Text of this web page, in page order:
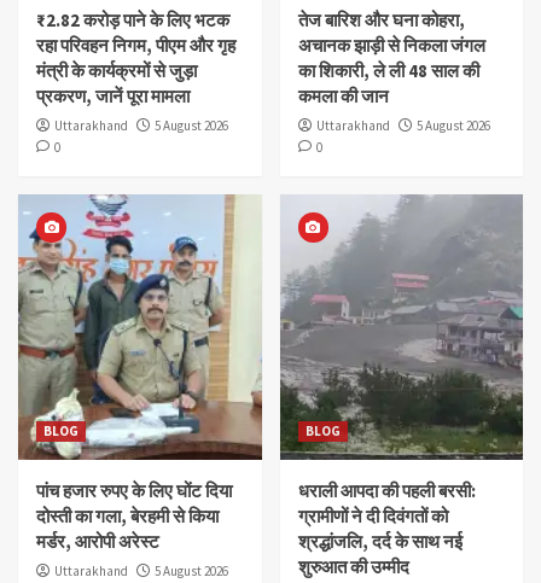
₹2.82 करोड़ पाने के लिए भटक
रहा परिवहन निगम, पीएम और गृह
मंत्री के कार्यक्रमों से जुड़ा
प्रकरण, जानें पूरा मामला
Uttarakhand
5 August 2026
0
तेज बारिश और घना कोहरा,
अचानक झाड़ी से निकला जंगल
का शिकारी, ले ली 48 साल की
कमला की जान
Uttarakhand
5 August 2026
0
BLOG
पांच हजार रुपए के लिए घोंट दिया
दोस्ती का गला, बेरहमी से किया
मर्डर, आरोपी अरेस्ट
Uttarakhand
5 August 2026
BLOG
धराली आपदा की पहली बरसी:
ग्रामीणों ने दी दिवंगतों को
श्रद्धांजलि, दर्द के साथ नई
शुरुआत की उम्मीद